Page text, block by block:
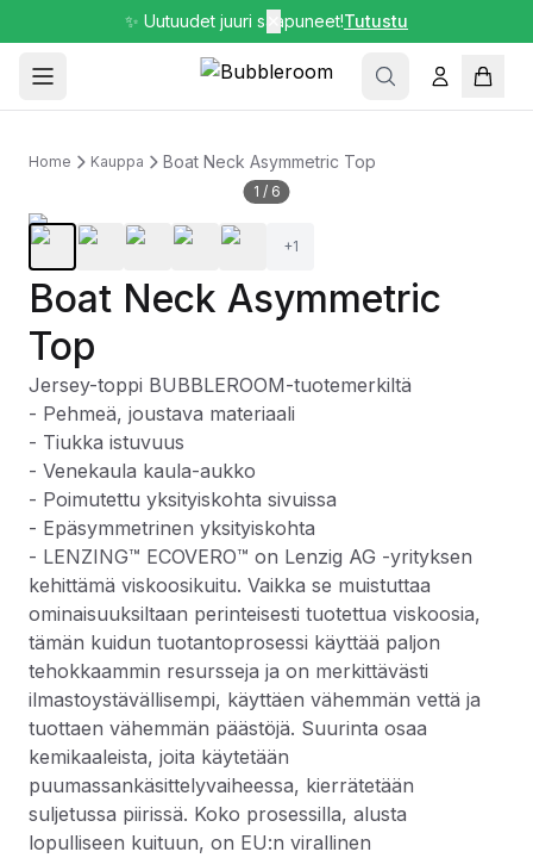
✨ Uutuudet juuri saapuneet!Tutustu
Home Kauppa Boat Neck Asymmetric Top
1 / 6
+1
Boat Neck Asymmetric
Top
Jersey-toppi BUBBLEROOM-tuotemerkiltä
- Pehmeä, joustava materiaali
- Tiukka istuvuus
- Venekaula kaula-aukko
- Poimutettu yksityiskohta sivuissa
- Epäsymmetrinen yksityiskohta
- LENZING™ ECOVERO™ on Lenzig AG -yrityksen
kehittämä viskoosikuitu. Vaikka se muistuttaa
ominaisuuksiltaan perinteisesti tuotettua viskoosia,
tämän kuidun tuotantoprosessi käyttää paljon
tehokkaammin resursseja ja on merkittävästi
ilmastoystävällisempi, käyttäen vähemmän vettä ja
tuottaen vähemmän päästöjä. Suurinta osaa
kemikaaleista, joita käytetään
puumassankäsittelyvaiheessa, kierrätetään
suljetussa piirissä. Koko prosessilla, alusta
lopulliseen kuituun, on EU:n virallinen